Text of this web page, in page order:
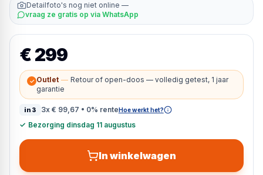
Detailfoto's nog niet online —
vraag ze gratis op via WhatsApp
€ 299
✓ Outlet — Retour of open-doos — volledig getest, 1 jaar
garantie
in3 3x € 99,67 • 0% renteHoe werkt het?
✓ Bezorging dinsdag 11 augustus
In winkelwagen